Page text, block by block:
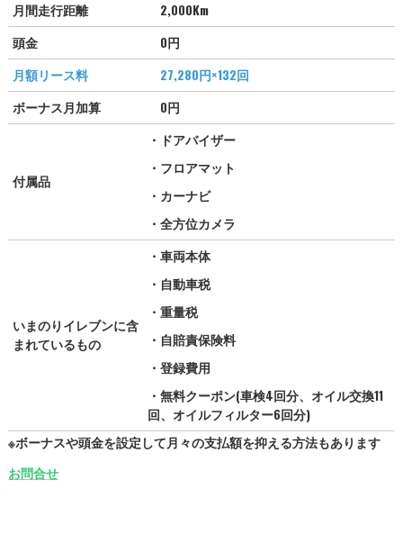
月間走行距離
2,000Km
頭金
0円
月額リース料
27,280円×132回
ボーナス月加算
0円
付属品
・ドアバイザー
・フロアマット
・カーナビ
・全方位カメラ
いまのりイレブンに含
まれているもの
・車両本体
・自動車税
・重量税
・自賠責保険料
・登録費用
・無料クーポン(車検4回分、オイル交換11
回、オイルフィルター6回分)
※ボーナスや頭金を設定して月々の支払額を抑える方法もあります
お問合せ